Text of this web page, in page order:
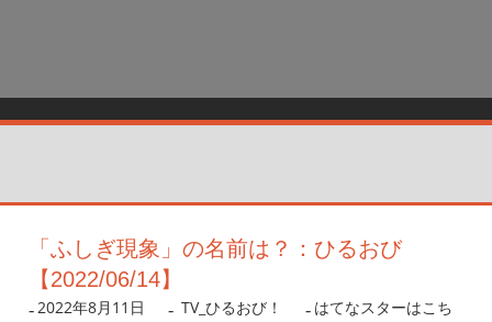
「ふしぎ現象」の名前は？：ひるおび
【2022/06/14】
2022年8月11日 nanigoto
TV_ひるおび！
はてなスターはこち